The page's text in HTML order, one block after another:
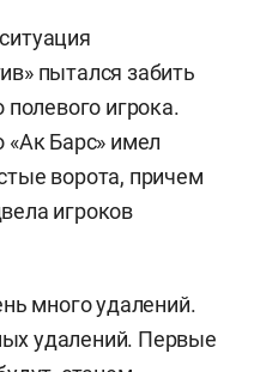
пытался забить
полевого игрока.
«Ак Барс» имел
ворота, причем
игроков
много удалений.
удалений. Первые